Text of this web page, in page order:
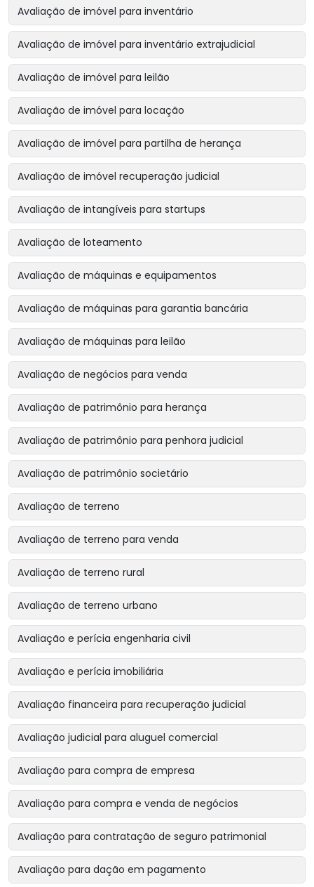
Avaliação de imóvel para inventário
Avaliação de imóvel para inventário extrajudicial
Avaliação de imóvel para leilão
Avaliação de imóvel para locação
Avaliação de imóvel para partilha de herança
Avaliação de imóvel recuperação judicial
Avaliação de intangíveis para startups
Avaliação de loteamento
Avaliação de máquinas e equipamentos
Avaliação de máquinas para garantia bancária
Avaliação de máquinas para leilão
Avaliação de negócios para venda
Avaliação de patrimônio para herança
Avaliação de patrimônio para penhora judicial
Avaliação de patrimônio societário
Avaliação de terreno
Avaliação de terreno para venda
Avaliação de terreno rural
Avaliação de terreno urbano
Avaliação e perícia engenharia civil
Avaliação e perícia imobiliária
Avaliação financeira para recuperação judicial
Avaliação judicial para aluguel comercial
Avaliação para compra de empresa
Avaliação para compra e venda de negócios
Avaliação para contratação de seguro patrimonial
Avaliação para dação em pagamento